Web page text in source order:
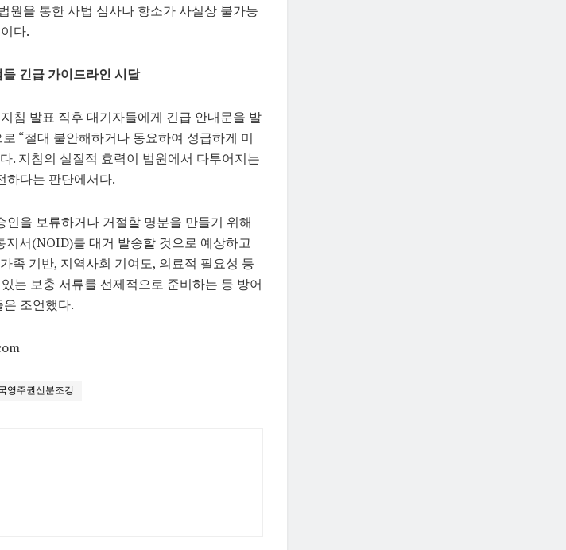
원을 통한 사법 심사나 항소가 사실상 불가능
다.
긴급 가이드라인 시달
침 발표 직후 대기자들에게 긴급 안내문을 발
“절대 불안해하거나 동요하여 성급하게 미
. 지침의 실질적 효력이 법원에서 다투어지는
하다는 판단에서다.
을 보류하거나 거절할 명분을 만들기 위해
지서(NOID)를 대거 발송할 것으로 예상하고
족 기반, 지역사회 기여도, 의료적 필요성 등
는 보충 서류를 선제적으로 준비하는 등 방어
조언했다.
영주권신분조겅